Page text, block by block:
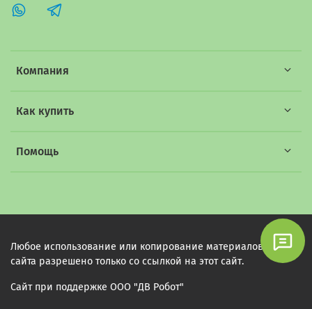
Компания
Как купить
Помощь
Любое использование или копирование материалов этого
сайта разрешено только со ссылкой на этот сайт.
Сайт при поддержке ООО "ДВ Робот"